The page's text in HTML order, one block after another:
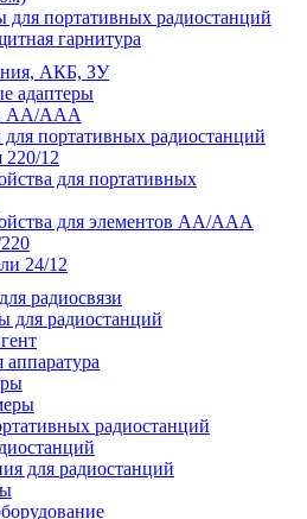
для портативных радиостанций
гарнитура
АКБ, ЗУ
адаптеры
АА/ААА
портативных радиостанций
220/12
для портативных
для элементов АА/ААА
24/12
радиосвязи
для радиостанций
аппаратура
радиостанций
для радиостанций